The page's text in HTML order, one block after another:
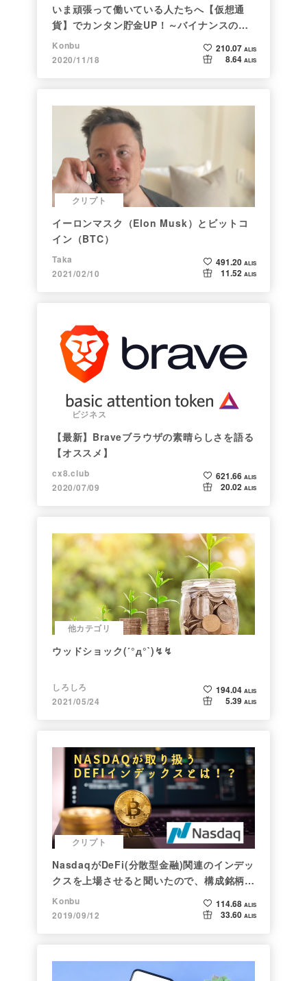
いま頑張って働いている人たちへ【仮想通
貨】でカンタン貯金UP！～バイナンスの使
い方初心者編～
Konbu
2020/11/18
210.07 ALIS
8.64 ALIS
クリプト
イーロンマスク（Elon Musk）とビットコ
イン（BTC）
Taka
2021/02/10
491.20 ALIS
11.52 ALIS
ビジネス
【最新】Braveブラウザの素晴らしさを語る
【オススメ】
cx8.club
2020/07/09
621.66 ALIS
20.02 ALIS
他カテゴリ
ウッドショック(´°д°`)↯↯
しろしろ
2021/05/24
194.04 ALIS
5.39 ALIS
クリプト
NasdaqがDeFi(分散型金融)関連のインデッ
クスを上場させると聞いたので、構成銘柄を
調べてみた
Konbu
2019/09/12
114.68 ALIS
33.60 ALIS